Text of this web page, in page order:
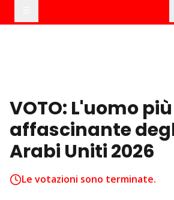
VOTO: L'uomo più
affascinante
Arabi Uniti 2026
Le votazioni sono terminate.